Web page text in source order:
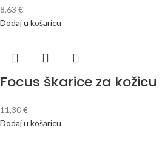
8,63 €
Dodaj u košaricu
Focus škarice za kožicu
11,30€
Dodaj u košaricu